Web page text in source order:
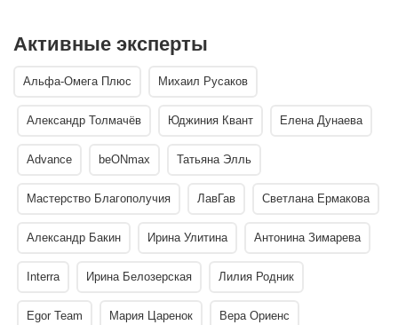
Активные эксперты
Альфа-Омега Плюс Михаил Русаков
Александр Толмачёв Юджиния Квант Елена Дунаева
Advance beONmax Татьяна Элль
Мастерство Благополучия ЛавГав Светлана Ермакова
Александр Бакин Ирина Улитина Антонина Зимарева
Interra Ирина Белозерская Лилия Родник
Egor Team Мария Царенок Вера Ориенс